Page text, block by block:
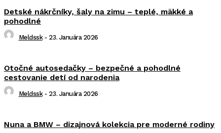
Detské nákrčníky, šaly na zimu – teplé, mäkké a
pohodlné
Meldssk - 23. Januára 2026
Otočné autosedačky – bezpečné a pohodlné
cestovanie detí od narodenia
Meldssk - 23. Januára 2026
Nuna a BMW – dizajnová kolekcia pre moderné rodiny